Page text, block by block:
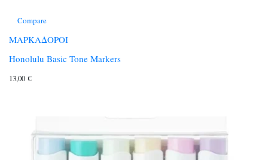
Compare
ΜΑΡΚΑΔΟΡΟΙ
Honolulu Basic Tone Markers
13,00 €